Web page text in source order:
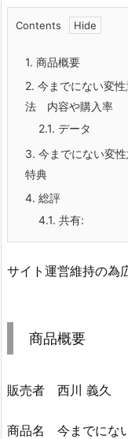
Contents
1. 商品概要
2. 今までにない変
法 内容や購入率
2.1. データ
3. 今までにない変
特典
4. 総評
4.1. 共有:
サイト運営維持の為
商品概要
販売者 西川 義久
商品名 今までにな